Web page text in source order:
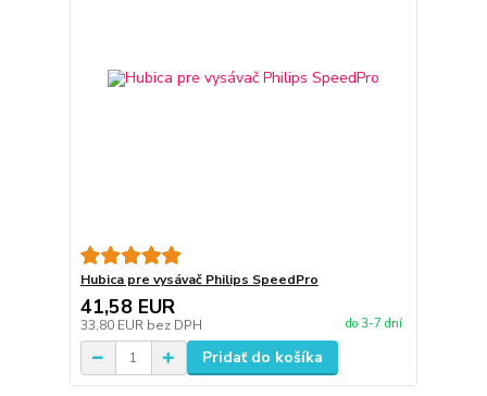
Hubica pre vysávač Philips SpeedPro
41,58 EUR
33,80 EUR bez DPH do 3-7 dní
Pridať do košíka